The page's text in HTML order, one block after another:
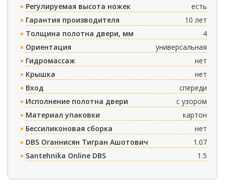
Регулируемая высота ножек
есть
Гарантия производителя
10 лет
Толщина полотна двери, мм
4
Ориентация
универсальная
Гидромассаж
нет
Крышка
нет
Вход
спереди
Исполнение полотна двери
с узором
Материал упаковки
картон
Бессиликоновая сборка
нет
DBS Оганнисян Тигран Ашотович
1.07
Santehnika Online DBS
1.5